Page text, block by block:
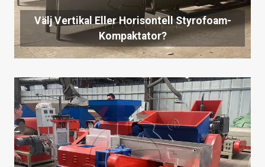
Välj Vertikal Eller Horisontell Styrofoam-
Kompaktator?